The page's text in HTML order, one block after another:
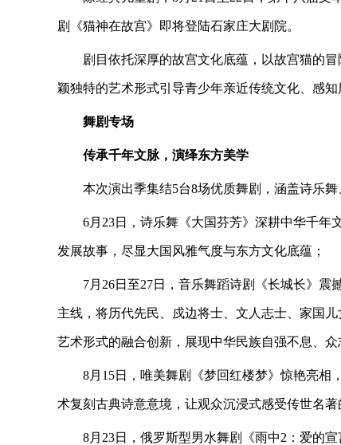
剧《猫神在故宫》即将登陆石家庄大剧院。
剧目依托深厚的故宫文化底蕴，以故宫猫的
颖独特的艺术形式引导青少年亲近传统文化、感
舞剧专场
传承千年文脉，演绎东方美学
本次演出季集结5台8场优质舞剧，涵盖诗乐
6月23日，诗乐舞《大国芬芳》深耕中华千年
发展故事，尽显大国风雅气度与东方文化底蕴；
7月26日至27日，音乐舞蹈诗剧《长城长》震
主线，将历代先民、戍边将士、文人志士、家国
艺术形式的融合创新，展现中华民族自强不息、
8月15日，唯美舞剧《梦回红楼梦》惊艳亮相
术复刻古典诗意意境，让观众沉浸式感受传世名著
8月23日，俄罗斯型男水舞剧《雨中2：爱的